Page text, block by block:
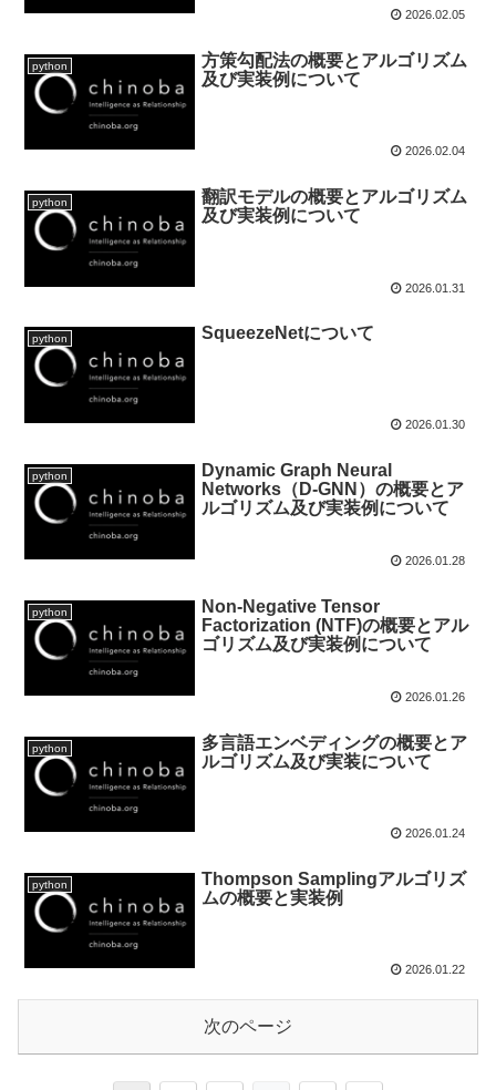
2026.02.05
python
方策勾配法の概要とアルゴリズム
及び実装例について
2026.02.04
python
翻訳モデルの概要とアルゴリズム
及び実装例について
2026.01.31
python SqueezeNetについて
2026.01.30
python
Dynamic Graph Neural
Networks（D-GNN）の概要とア
ルゴリズム及び実装例について
2026.01.28
python
Non-Negative Tensor
Factorization (NTF)の概要とアル
ゴリズム及び実装例について
2026.01.26
python
多言語エンベディングの概要とア
ルゴリズム及び実装について
2026.01.24
python
Thompson Samplingアルゴリズ
ムの概要と実装例
2026.01.22
次のページ